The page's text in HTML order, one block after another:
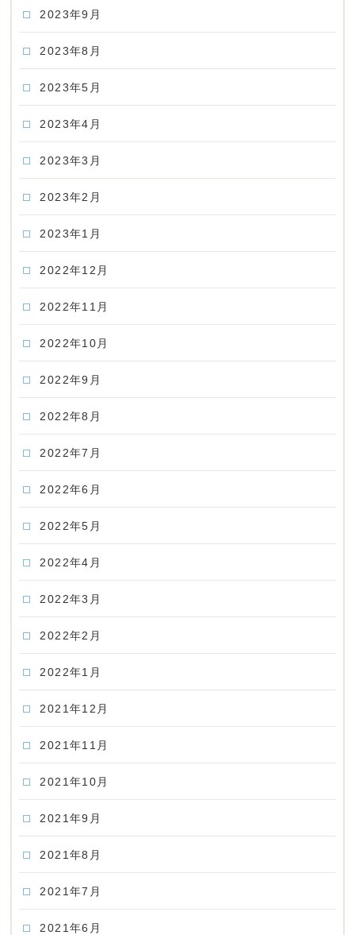
2023年9月
2023年8月
2023年5月
2023年4月
2023年3月
2023年2月
2023年1月
2022年12月
2022年11月
2022年10月
2022年9月
2022年8月
2022年7月
2022年6月
2022年5月
2022年4月
2022年3月
2022年2月
2022年1月
2021年12月
2021年11月
2021年10月
2021年9月
2021年8月
2021年7月
2021年6月